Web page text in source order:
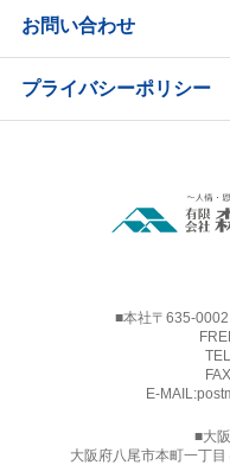
お問い合わせ
プライバシーポリシー
■本社〒635-
E-MAIL:
■大
大阪府八尾市本町一丁